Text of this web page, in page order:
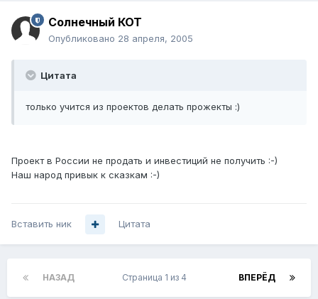
Солнечный КОТ
Опубликовано 28 апреля, 2005
Цитата
только учится из проектов делать прожекты :)
Проект в России не продать и инвестиций не получить :-)
Наш народ привык к сказкам :-)
Вставить ник Цитата
НАЗАД ВПЕРЁД
Страница 1 из 4